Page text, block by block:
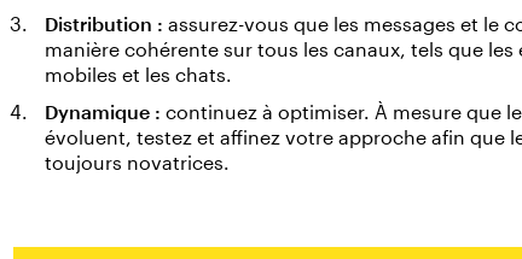
Distribution : assurez-vous que les messages et le
manière cohérente sur tous les canaux, tels que
mobiles et les chats.
Dynamique : continuez à optimiser. À mesure que
évoluent, testez et affinez votre approche afin que
toujours novatrices.